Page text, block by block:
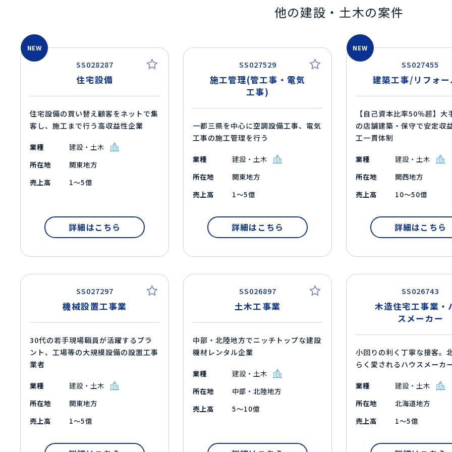
他の建設・土木の案件
SS028287
NEW
住宅設備
住宅設備の買い替え顧客をネットで集
客し、施工まで行う高収益性企業
業種
建設・土木
所在地
関東地方
売上高
1～5億
詳細はこちら
SS027529
施工管理(管工事・電気
工事)
一都三県を中心に空調設備工事、電気
工事の施工管理を行う
業種
建設・土木
所在地
関東地方
売上高
1～5億
詳細はこちら
SS027455
NEW
建築工事/リフォー
【自己資本比率50％超】大
の店舗建築・保守で安定収
工一貫体制
業種
建設・土木
所在地
関西地方
売上高
10～50億
詳細はこちら
SS027297
機械設置工事業
30代の若手現場職員が活躍するプラ
ント、工場等の大規模設備の設置工事
業者
業種
建設・土木
所在地
関東地方
売上高
1～5億
SS026897
土木工事業
中部・北陸地方でニッチトップな建設
機材レンタル企業
業種
建設・土木
所在地
中部・北陸地方
売上高
5～10億
SS026743
木造住宅工事業・
スメーカー
小回りの利く丁寧な接客。
らく愛されるハウスメーカ
業種
建設・土木
所在地
北海道地方
売上高
1～5億